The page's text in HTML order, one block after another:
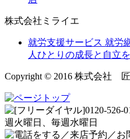
株式会社ミライエ
就労支援サービス 就労
人ひとりの成長と自立
Copyright © 2016 株式会社 匠